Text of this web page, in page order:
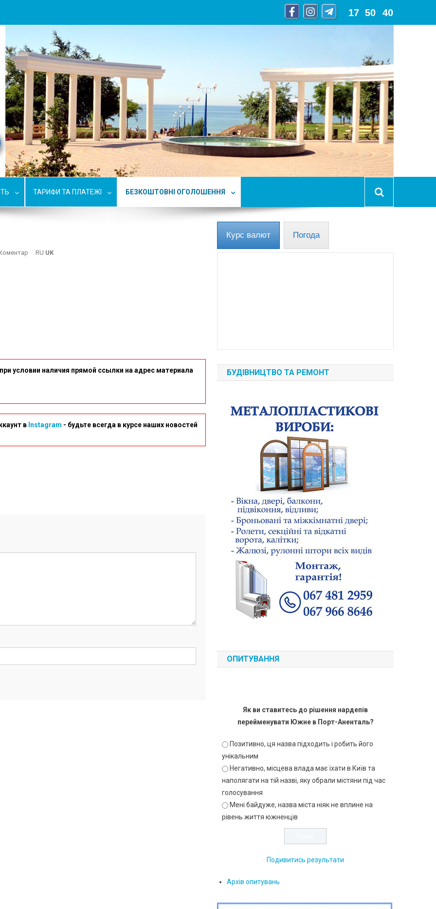
17 50 42
ТАРИФИ ТА ПЛАТЕЖІ БЕЗКОШТОВНІ ОГОЛОШЕННЯ
RU UK
условии наличия прямой ссылки на адрес материала
в Instagram - будьте всегда в курсе наших новостей
Курс валют Погода
БУДІВНИЦТВО ТА РЕМОНТ
ОПИТУВАННЯ
Як ви ставитесь до рішення нардепів
перейменувати Южне в Порт-Аненталь?
Позитивно, ця назва підходить і робить його
унікальним
Негативно, місцева влада має їхати в Київ та
наполягати на тій назві, яку обрали містяни під час
голосування
Мені байдуже, назва міста ніяк не вплине на
рівень життя южненців
Подивитись результати
Архів опитувань